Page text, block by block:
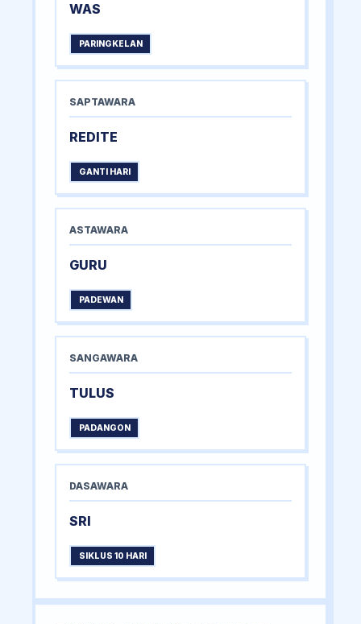
WAS
PARINGKELAN
SAPTAWARA
REDITE
GANTI HARI
ASTAWARA
GURU
PADEWAN
SANGAWARA
TULUS
PADANGON
DASAWARA
SRI
SIKLUS 10 HARI